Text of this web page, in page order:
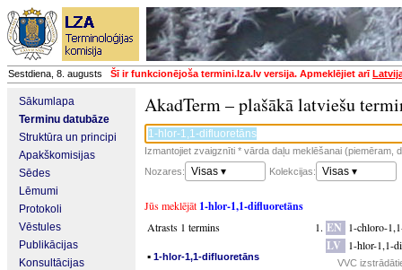
Sestdiena, 8. augusts Šī ir funkcionējoša termini.lza.lv versija. Apmeklējiet arī
Sākumlapa
Terminu datubāze
Struktūra un principi
Apakškomisijas
Sēdes
Lēmumi
Protokoli
Vēstules
Publikācijas
Konsultācijas
AkadTerm – plašākā latviešu
Izmantojiet zvaigznīti * vārda daļu meklēšanai (piemēram,
Nozares:
Visas ▾ Kolekcijas: Visas ▾
Jūs meklējāt 1-hlor-1,1-difluoretāns
Atrasts 1 termins
▪ 1-hlor-1,1-difluoretāns
EN 1-chloro-
LV 1-hlor-1,1-
VVC